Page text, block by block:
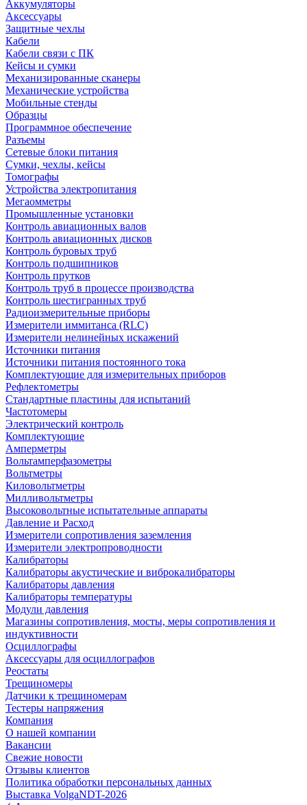
Аккумуляторы
Аксессуары
Защитные чехлы
Кабели
Кабели связи с ПК
Кейсы и сумки
Механизированные сканеры
Механические устройства
Мобильные стенды
Образцы
Программное обеспечение
Разъемы
Сетевые блоки питания
Сумки, чехлы, кейсы
Томографы
Устройства электропитания
Мегаомметры
Промышленные установки
Контроль авиационных валов
Контроль авиационных дисков
Контроль буровых труб
Контроль подшипников
Контроль прутков
Контроль труб в процессе производства
Контроль шестигранных труб
Радиоизмерительные приборы
Измерители иммитанса (RLC)
Измерители нелинейных искажений
Источники питания
Источники питания постоянного тока
Комплектующие для измерительных приборов
Рефлектометры
Стандартные пластины для испытаний
Частотомеры
Электрический контроль
Комплектующие
Амперметры
Вольтамперфазометры
Вольтметры
Киловольтметры
Милливольтметры
Высоковольтные испытательные аппараты
Давление и Расход
Измерители сопротивления заземления
Измерители электропроводности
Калибраторы
Калибраторы акустические и виброкалибраторы
Калибраторы давления
Калибраторы температуры
Модули давления
Магазины сопротивления, мосты, меры сопротивления и
индуктивности
Осциллографы
Аксессуары для осциллографов
Реостаты
Трещиномеры
Датчики к трещиномерам
Тестеры напряжения
Компания
О нашей компании
Вакансии
Свежие новости
Отзывы клиентов
Политика обработки персональных данных
Выставка VolgaNDT-2026